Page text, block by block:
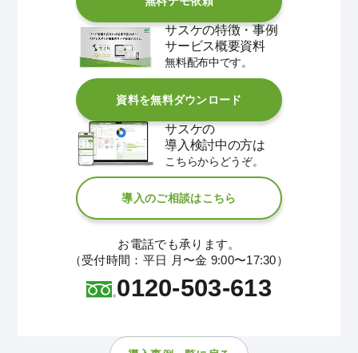
サスケの特徴・事例
サービス概要資料
無料配布中です。
資料を無料ダウンロード
サスケの
導入検討中の方は
こちらからどうぞ。
導入のご相談はこちら
お電話でも承ります。
（受付時間：平日 月〜金 9:00〜17:30）
0120-503-613